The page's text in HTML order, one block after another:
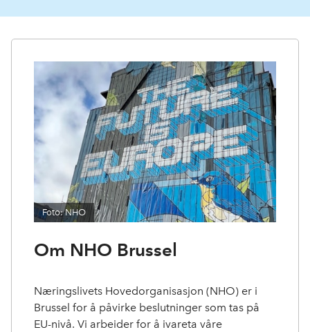
Foto: NHO
Om NHO Brussel
Næringslivets Hovedorganisasjon (NHO) er i
Brussel for å påvirke beslutninger som tas på
EU-nivå. Vi arbeider for å ivareta våre